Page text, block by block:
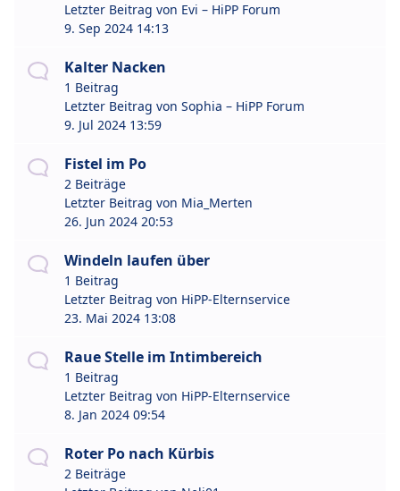
Letzter Beitrag von Evi – HiPP Forum
9. Sep 2024 14:13
Kalter Nacken
1 Beitrag
Letzter Beitrag von Sophia – HiPP Forum
9. Jul 2024 13:59
Fistel im Po
2 Beiträge
Letzter Beitrag von Mia_Merten
26. Jun 2024 20:53
Windeln laufen über
1 Beitrag
Letzter Beitrag von HiPP-Elternservice
23. Mai 2024 13:08
Raue Stelle im Intimbereich
1 Beitrag
Letzter Beitrag von HiPP-Elternservice
8. Jan 2024 09:54
Roter Po nach Kürbis
2 Beiträge